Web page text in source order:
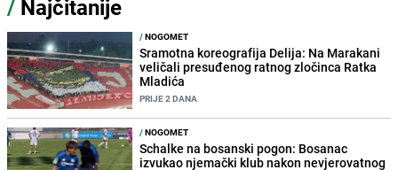
/ Najčitanije
/NOGOMET
Sramotna koreografija Delija: Na Marakani
veličali presuđenog ratnog zločinca Ratka
Mladića
PRIJE 2 DANA
/NOGOMET
Schalke na bosanski pogon: Bosanac
izvukao njemački klub nakon nevjerovatnog